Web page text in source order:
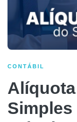
CONTÁBIL